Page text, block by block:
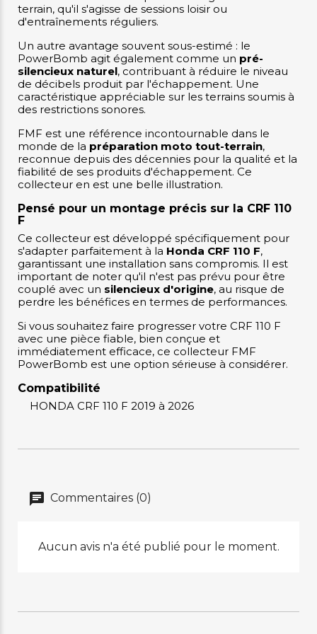
terrain, qu'il s'agisse de sessions loisir ou
d'entraînements réguliers.
Un autre avantage souvent sous-estimé : le
PowerBomb agit également comme un pré-
silencieux naturel, contribuant à réduire le niveau
de décibels produit par l'échappement. Une
caractéristique appréciable sur les terrains soumis à
des restrictions sonores.
FMF est une référence incontournable dans le
monde de la préparation moto tout-terrain,
reconnue depuis des décennies pour la qualité et la
fiabilité de ses produits d'échappement. Ce
collecteur en est une belle illustration.
Pensé pour un montage précis sur la CRF 110
F
Ce collecteur est développé spécifiquement pour
s'adapter parfaitement à la Honda CRF 110 F,
garantissant une installation sans compromis. Il est
important de noter qu'il n'est pas prévu pour être
couplé avec un silencieux d'origine, au risque de
perdre les bénéfices en termes de performances.
Si vous souhaitez faire progresser votre CRF 110 F
avec une pièce fiable, bien conçue et
immédiatement efficace, ce collecteur FMF
PowerBomb est une option sérieuse à considérer.
Compatibilité
HONDA CRF 110 F 2019 à 2026
Commentaires (0)
Aucun avis n'a été publié pour le moment.